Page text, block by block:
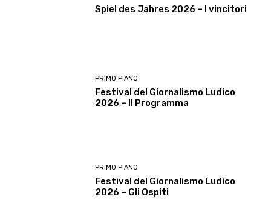
Spiel des Jahres 2026 – I vincitori
PRIMO PIANO
Festival del Giornalismo Ludico
2026 – Il Programma
PRIMO PIANO
Festival del Giornalismo Ludico
2026 – Gli Ospiti